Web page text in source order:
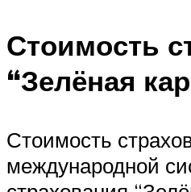
Стоимость
“Зелёная
Стоимость
международной